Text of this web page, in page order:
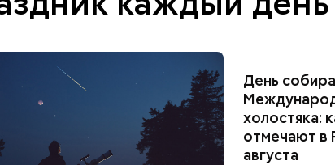
День
холостяка:
отмечают в
августа